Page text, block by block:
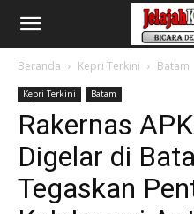
Beranda Kepri Terkini Batam
Kepri Terkini Batam
Rakernas
Digelar di
Tegaskan